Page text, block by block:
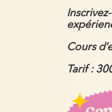
Cours
Tarif :